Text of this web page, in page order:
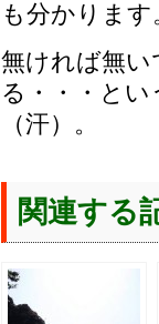
も分かります
無ければ無
る・・・と
（汗）。
関連する